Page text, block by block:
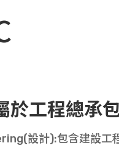
於工程總承
設計):包含建設工